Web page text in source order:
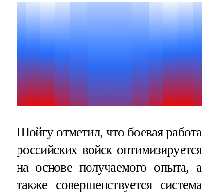
Шойгу отметил, что боевая работа
российских войск оптимизируется
на основе получаемого опыта, а
также совершенствуется система